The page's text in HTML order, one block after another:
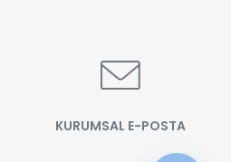
KURUMSAL E-POSTA